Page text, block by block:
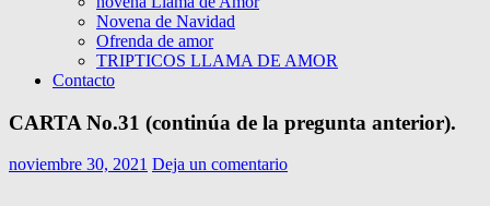
Novena de Navidad
Ofrenda de amor
TRIPTICOS LLAMA DE AMOR
Contacto
CARTA No.31 (continúa de la pregunta anterior).
noviembre 30, 2021 Deja un comentario